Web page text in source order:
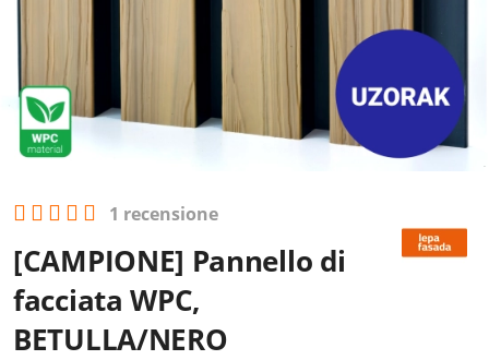
1 recensione
[CAMPIONE] Pannello di
facciata WPC,
BETULLA/NERO